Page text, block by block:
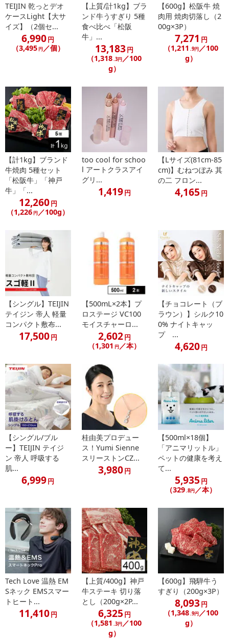
注意事項
【賞味・消費期限のある商品について】
商品到着時点でのお日持ち期間は、配送日数などにより異なります
のでご了承ください。
※お申込み後のキャンセルはお受けできません。
記載されている内容を必ずご確認いただき、お届けする商品セット
にご納得いただきましたうえでお申し込みください。
※パッケージ変更や商品リニューアル（成分など含む）等により、
参考の掲載画像や画像内のバーコードなど、お届け商品と多少異な
る場合がございます。
また、[新たな加工食品の原料原産地表示制度]の経過措置期間の終
了により、商品詳細内に記載の原産国・原材料の表記が旧表記の場
合がございます。
あらかじめご了承いただいた上でお申込みください。なお、本理由
によるお申込み後のキャンセル・返品交換は対応いたしかねます。
【お支払いについて】
※送料はお試し費用に含まれております。
※d払い、PayPay、au PAY、au PAY（auかんたん決済）、ソフトバ
ンクまとめて支払い、楽天ペイ、メルペイ、AEON Pay、Amazon
Payでお支払いの場合、決済のため外部サイトへ遷移します。
※予約商品は決済手段ごとに定められた決済期限日にお支払いを完
了することがございます。ご了承いただいたうえでお申し込みくだ
さい。
【配送伝票番号について】
※配送形態がメール便の商品については、商品の発送完了後、配送
【配送日時の指定について】
※配送日時の指定が可能な商品の場合、商品によってご指定できる
配送日、配送時間が異なる可能性がございます。
カート機能をご利用の場合は、配送日時指定をご利用いただけませ
ん。
発送日カレンダー
休業日
■ その他共通および商品カテゴリー別注意事項（※必ずご確認くだ
さい）
こちらの情報は 2026年07月09日
TEIJIN 乾っとデオ
ケースLight【大サ
イズ】（2個セ...
6,990円
（3,495 円／個）
【上質/計1kg】ブラ
ンド牛うすぎり 5種
食べ比べ「松阪
牛」...
13,183円
（1,318.3円 ／100
g）
【600g】松阪牛 焼
肉用 焼肉切落し（2
00g×3P）
7,271 円
（1,211 .9円 ／100
g）
【計1kg】ブランド
牛焼肉 5種セット
「松阪牛」「神戸
牛」「...
12,260円
（1,226 円／100g）
too cool for schoo
l アートクラスアイ
グリ...
1,419円
【Lサイズ(81cm-85
cm)】むねつぼみ 其
の二 フロン...
4,165 円
【シングル】TEIJIN
テイジン 帝人 軽量
コンパクト敷布...
17,500円
【500mL×2本】プ
ロステージ VC100
モイスチャーロ...
2,602円
（1,301 円／本）
【チョコレート（ブ
ラウン）】シルク10
0% ナイトキャッ
プ ...
4,620円
【シングル/ブル
ー】TEIJIN テイジ
ン 帝人 呼吸する
肌...
6,999円
桂由美プロデュー
ス！Yumi Sienne
スリーストンCZ...
3,980円
【500ml×18個】
「アニマリットル」
ペットの健康を考え
て...
5,935 円
（329.8円 ／本）
Tech Love 温熱 EM
Sネック EMSスマー
トヒート...
11,410円
【上質/400g】神戸
牛ステーキ 切り落
とし（200g×2P...
6,325 円
（1,581 .3円／100
g）
【600g】飛騨牛う
すぎり（200g×3P）
8,093円
（1,348.9円／100
g）